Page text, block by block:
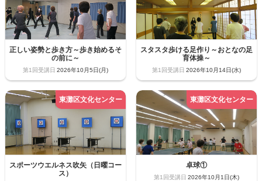
正しい姿勢と歩き方～歩き始めるそ
の前に～
2026年10月5日(月)
スタスタ歩ける足作り～おとなの足
育体操～
2026年10月14日(水)
スポーツウエルネス吹矢（日曜コー
ス）
卓球①
2026年10月1日(木)